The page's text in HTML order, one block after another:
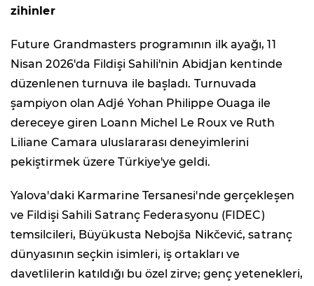
zihinler
Future Grandmasters programının ilk ayağı, 11
Nisan 2026'da Fildişi Sahili'nin Abidjan kentinde
düzenlenen turnuva ile başladı. Turnuvada
şampiyon olan Adjé Yohan Philippe Ouaga ile
dereceye giren Loann Michel Le Roux ve Ruth
Liliane Camara uluslararası deneyimlerini
pekiştirmek üzere Türkiye'ye geldi.
Yalova'daki Karmarine Tersanesi'nde gerçekleşen
ve Fildişi Sahili Satranç Federasyonu (FIDEC)
temsilcileri, Büyükusta Nebojša Nikčević, satranç
dünyasının seçkin isimleri, iş ortakları ve
davetlilerin katıldığı bu özel zirve; genç yetenekleri,